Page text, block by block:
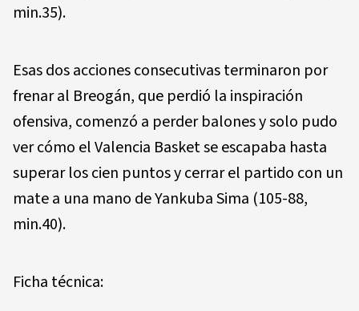
min.35).
Esas dos acciones consecutivas terminaron por
frenar al Breogán, que perdió la inspiración
ofensiva, comenzó a perder balones y solo pudo
ver cómo el Valencia Basket se escapaba hasta
superar los cien puntos y cerrar el partido con un
mate a una mano de Yankuba Sima (105-88,
min.40).
Ficha técnica: